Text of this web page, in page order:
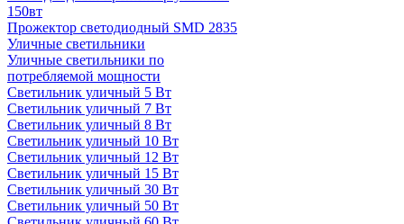
150вт
Прожектор светодиодный SMD 2835
Уличные светильники
Уличные светильники по
потребляемой мощности
Светильник уличный 5 Вт
Светильник уличный 7 Вт
Светильник уличный 8 Вт
Светильник уличный 10 Вт
Светильник уличный 12 Вт
Светильник уличный 15 Вт
Светильник уличный 30 Вт
Светильник уличный 50 Вт